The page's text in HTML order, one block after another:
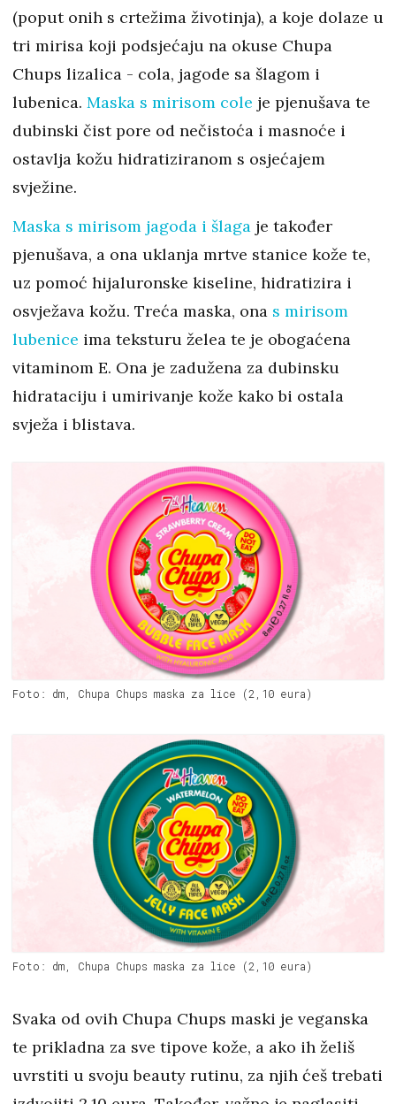
(poput onih s crtežima životinja), a koje dolaze u
tri mirisa koji podsjećaju na okuse Chupa
Chups lizalica - cola, jagode sa šlagom i
lubenica. Maska s mirisom cole je pjenušava te
dubinski čist pore od nečistoća i masnoće i
ostavlja kožu hidratiziranom s osjećajem
svježine.
Maska s mirisom jagoda i šlaga je također
pjenušava, a ona uklanja mrtve stanice kože te,
uz pomoć hijaluronske kiseline, hidratizira i
osvježava kožu. Treća maska, ona s mirisom
lubenice ima teksturu želea te je obogaćena
vitaminom E. Ona je zadužena za dubinsku
hidrataciju i umirivanje kože kako bi ostala
svježa i blistava.
Foto: dm, Chupa Chups maska za lice (2,10 eura)
Foto: dm, Chupa Chups maska za lice (2,10 eura)
Svaka od ovih Chupa Chups maski je veganska
te prikladna za sve tipove kože, a ako ih želiš
uvrstiti u svoju beauty rutinu, za njih ćeš trebati